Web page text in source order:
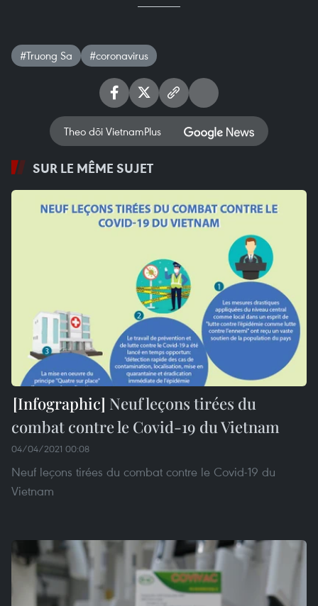
#Truong Sa #coronavirus
Theo dõi VietnamPlus
SUR LE MÊME SUJET
Neuf leçons tirées du
combat contre le Covid-19 du Vietnam
04/04/2021 00:08
Neuf leçons tirées du combat contre le Covid-19 du
Vietnam